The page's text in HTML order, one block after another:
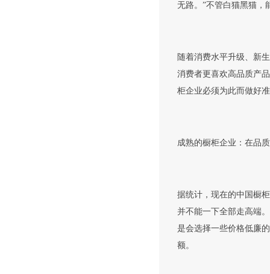
无路。”不管白猫黑猫，
随着消费水平升级、新
消费者更喜欢高品质产
柜企业必须为此而做好
成熟的橱柜企业：在品
据统计，现在的中国橱
并不能一下全部走高端
是会选择一些价格低廉
额。